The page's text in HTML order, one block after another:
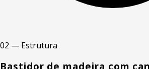
02 — Estrutura
Bastidor de madeira com